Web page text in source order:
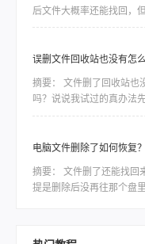
后文件大概率还能找回，
之后到发现之前，没再往
真实数据还在磁盘上待着
仙软件也救不回来。前阵
做方案，晚上赶工误把存
误删文件回收站也没有怎
摘要：
吗？说说我试过的真办法
找回，但前提是你清空回
否被“覆盖”，比用什么软
还躺在硬盘里；但只要新
文件就被物理抹掉，神仙
堆模糊的重复图，结果
电脑文件删除了如何恢复
摘要：
提是删除后没再往那个盘